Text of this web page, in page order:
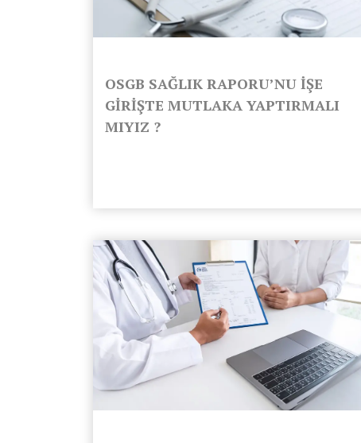
OSGB SAĞLIK RAPORU’NU İŞE
GİRİŞTE MUTLAKA YAPTIRMALI
MIYIZ ?